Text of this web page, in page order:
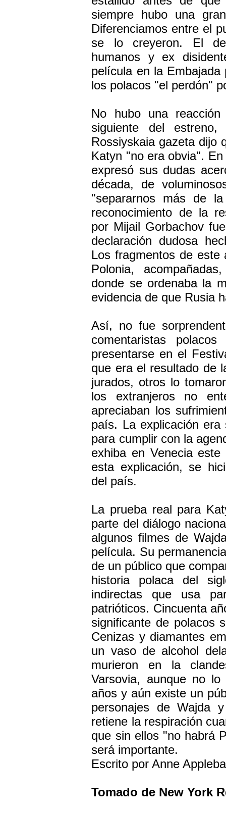
siempre hubo una
Diferenciamos entre el
se lo creyeron. El
humanos y ex
película en la
los polacos "el perdón"
No hubo una
siguiente del
Rossiyskaia gazeta dijo
Katyn "no era obvia".
expresó sus dudas
década, de
"separarnos más de
reconocimiento de la
por Mijail Gorbachov
declaración dudosa
Los fragmentos de este
Polonia,
donde se ordenaba la
evidencia de que Rusia
Así, no fue
comentaristas
presentarse en el
que era el resultado de
jurados, otros lo
los extranjeros no
apreciaban los
país. La explicación
para cumplir con la
exhiba en Venecia
esta explicación, se
del país.
La prueba real para
parte del diálogo
algunos filmes de
película. Su
de un público que
historia polaca del
indirectas que usa
patrióticos. Cincuenta
significante de polacos
Cenizas y diamantes
un vaso de alcohol
murieron en la
Varsovia, aunque no
años y aún existe un
personajes de Wajda
retiene la respiración
que sin ellos "no habrá
será importante.
Escrito por Anne
Tomado de New York